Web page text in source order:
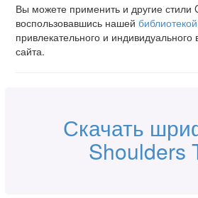
Вы можете применить и другие стили
воспользовавшись нашей
привлекательного и
сайта.
Скачать
Shoulders